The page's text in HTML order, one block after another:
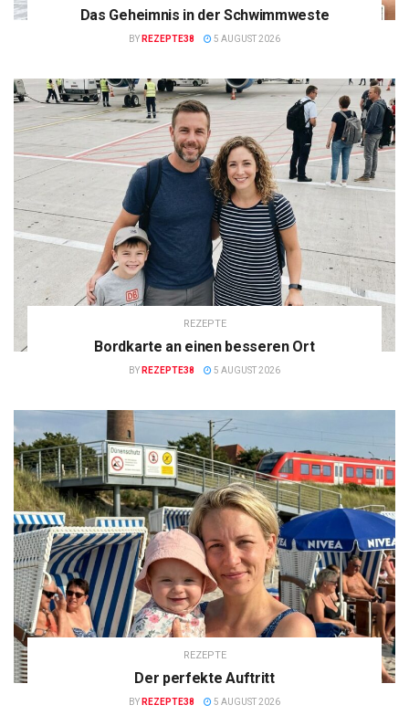
Das Geheimnis in der Schwimmweste
BY REZEPTE38 5 AUGUST 2026
REZEPTE
Bordkarte an einen besseren Ort
BY REZEPTE38 5 AUGUST 2026
REZEPTE
Der perfekte Auftritt
BY REZEPTE38 5 AUGUST 2026